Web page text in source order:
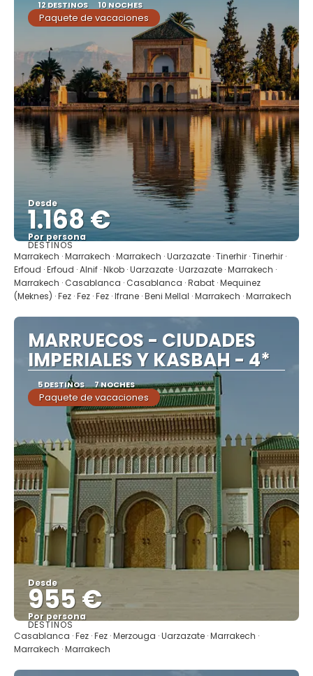
12 DESTINOS 10 NOCHES
Paquete de vacaciones
Desde
1.168 €
Por persona
Ver
DESTINOS
Marrakech · Marrakech · Marrakech · Uarzazate · Tinerhir · Tinerhir ·
Erfoud · Erfoud · Alnif · Nkob · Uarzazate · Uarzazate · Marrakech ·
Marrakech · Casablanca · Casablanca · Rabat · Mequinez
(Meknes) · Fez · Fez · Fez · Ifrane · Beni Mellal · Marrakech · Marrakech
MARRUECOS - CIUDADES
IMPERIALES Y KASBAH - 4*
5 DESTINOS 7 NOCHES
Paquete de vacaciones
Desde
955 €
Por persona
Ver
DESTINOS
Casablanca · Fez · Fez · Merzouga · Uarzazate · Marrakech ·
Marrakech · Marrakech